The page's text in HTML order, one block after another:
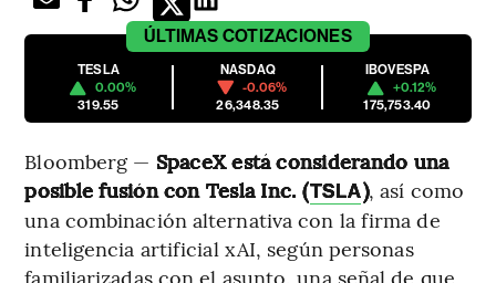
ÚLTIMAS COTIZACIONES
TESLA
0.00%
319.55
NASDAQ
-0.06%
26,348.35
IBOVESPA
+0.12%
175,753.40
Bloomberg — SpaceX está considerando una
posible fusión con Tesla Inc. (TSLA), así como
una combinación alternativa con la firma de
inteligencia artificial xAI, según personas
familiarizadas con el asunto, una señal de que